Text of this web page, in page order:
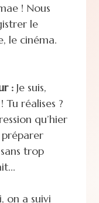
! Nous
le
le cinéma.
:Je suis,
réalises ?
qu’hier
trop
on a suivi